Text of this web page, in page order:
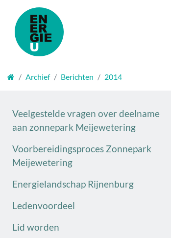
Welkom
Archief Berichten 2014
Veelgestelde vragen over deelname
aan zonnepark Meijewetering
Voorbereidingsproces Zonnepark
Meijewetering
Energielandschap Rijnenburg
Ledenvoordeel
Lid worden